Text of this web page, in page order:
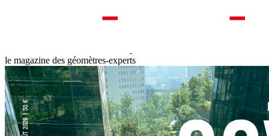
le magazine des géomètres-experts